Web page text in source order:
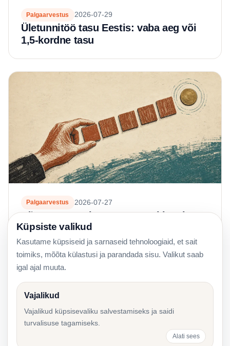
Palgaarvestus 2026-07-29
Ületunnitöö tasu Eestis: vaba aeg või
1,5-kordne tasu
Palgaarvestus 2026-07-27
Lõpparve Eestis: töötasu, puhkus ja
maksmise tähtaeg
Küpsiste valikud
Kasutame küpsiseid ja sarnaseid tehnoloogiaid, et sait
toimiks, mõõta külastusi ja parandada sisu. Valikut saab
igal ajal muuta.
Vajalikud
Vajalikud küpsisevaliku salvestamiseks ja saidi
turvalisuse tagamiseks.
Alati sees